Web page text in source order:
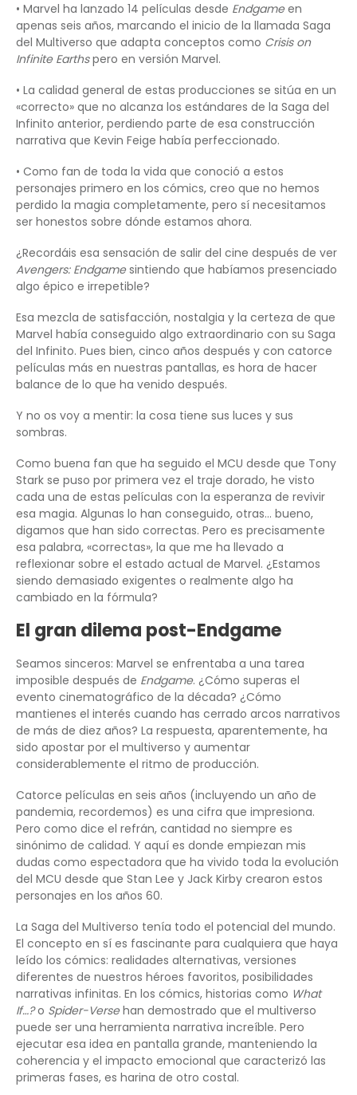
• Marvel ha lanzado 14 películas desde Endgameen
apenas seis años, marcando el inicio de la llamada Saga
del Multiverso que adapta conceptos como Crisis on
Infinite Earthspero en versión Marvel.
• La calidad general de estas producciones se sitúa en un
«correcto» que no alcanza los estándares de la Saga del
Infinito anterior, perdiendo parte de esa construcción
narrativa que Kevin Feige había perfeccionado.
• Como fan de toda la vida que conoció a estos
personajes primero en los cómics, creo que no hemos
perdido la magia completamente, pero sí necesitamos
ser honestos sobre dónde estamos ahora.
¿Recordáis esa sensación de salir del cine después de ver
Avengers: Endgamesintiendo que habíamos presenciado
algo épico e irrepetible?
Esa mezcla de satisfacción, nostalgia y la certeza de que
Marvel había conseguido algo extraordinario con su Saga
del Infinito. Pues bien, cinco años después y con catorce
películas más en nuestras pantallas, es hora de hacer
balance de lo que ha venido después.
Y no os voy a mentir: la cosa tiene sus luces y sus
sombras.
Como buena fan que ha seguido el MCU desde que Tony
Stark se puso por primera vez el traje dorado, he visto
cada una de estas películas con la esperanza de revivir
esa magia. Algunas lo han conseguido, otras… bueno,
digamos que han sido correctas. Pero es precisamente
esa palabra, «correctas», la que me ha llevado a
reflexionar sobre el estado actual de Marvel. ¿Estamos
siendo demasiado exigentes o realmente algo ha
cambiado en la fórmula?
El gran dilema post-Endgame
Seamos sinceros: Marvel se enfrentaba a una tarea
imposible después de Endgame. ¿Cómo superas el
evento cinematográfico de la década? ¿Cómo
mantienes el interés cuando has cerrado arcos narrativos
de más de diez años? La respuesta, aparentemente, ha
sido apostar por el multiverso y aumentar
considerablemente el ritmo de producción.
Catorce películas en seis años (incluyendo un año de
pandemia, recordemos) es una cifra que impresiona.
Pero como dice el refrán, cantidad no siempre es
sinónimo de calidad. Y aquí es donde empiezan mis
dudas como espectadora que ha vivido toda la evolución
del MCU desde que Stan Lee y Jack Kirby crearon estos
personajes en los años 60.
La Saga del Multiverso tenía todo el potencial del mundo.
El concepto en sí es fascinante para cualquiera que haya
leído los cómics: realidades alternativas, versiones
diferentes de nuestros héroes favoritos, posibilidades
narrativas infinitas. En los cómics, historias como What
If…?o Spider-Versehan demostrado que el multiverso
puede ser una herramienta narrativa increíble. Pero
ejecutar esa idea en pantalla grande, manteniendo la
coherencia y el impacto emocional que caracterizó las
primeras fases, es harina de otro costal.